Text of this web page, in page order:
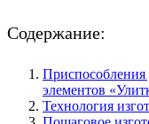
Содержание:
Приспособления
элементов
Технология